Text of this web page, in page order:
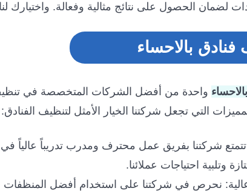
لضمان الحصول على نتائج مثالية وفعالة. واختيارك
بالاحساء
واحدة من أفضل الشركات المتخصصة في تنظيف
التي تجعل شركتنا الخيار الأمثل لتنظيف الفنادق:
شركتنا بفريق عمل محترف ومدرب تدريباً عالياً في
وتلبية احتياجات عملائنا.
نحرص في شركتنا على استخدام أفضل المنظفات